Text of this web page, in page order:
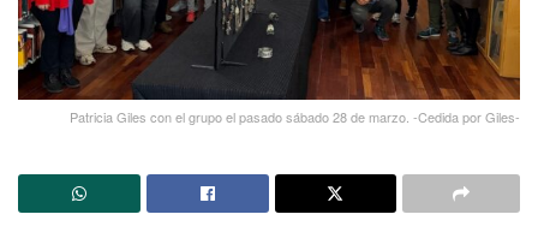
Patricia Giles con el grupo el pasado sábado 28 de marzo. -Cedida por Giles-